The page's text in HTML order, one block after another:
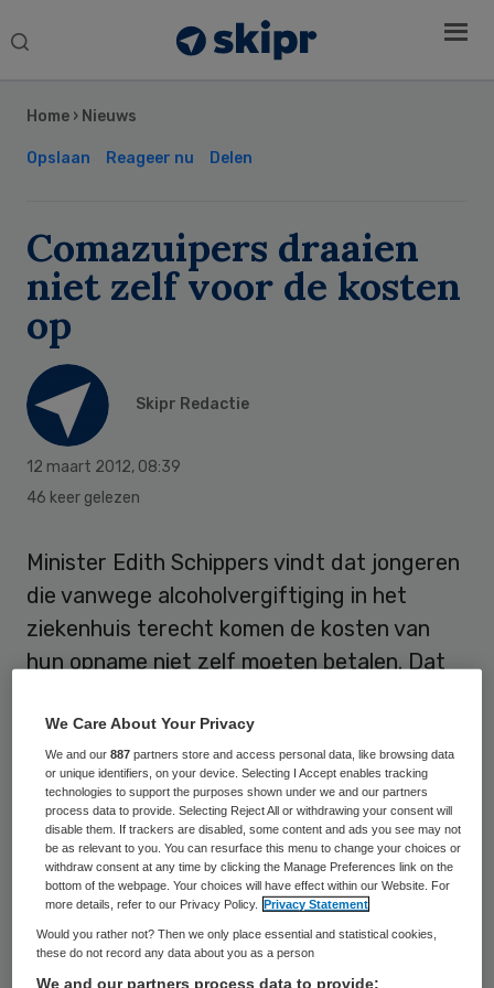
Search
Home › Nieuws
Opslaan Reageer nu Delen
Comazuipers draaien
niet zelf voor de kosten
op
Skipr Redactie
12 maart 2012, 08:39
46 keer gelezen
Minister Edith Schippers vindt dat jongeren
die vanwege alcoholvergiftiging in het
ziekenhuis terecht komen de kosten van
hun opname niet zelf moeten betalen. Dat
Bestuursvooorzitter Herre Kingma van
Medisch Spectrum Twente kwam vorige
week met dezesuggestie, maar de minister
wijst die af: Een principieel foute
benadering, vindt Schippers. ‘Spoedeisende
hulp in het ziekenhuis hoort bij de
basisverzekering. Iedereen in Nederland is
verplicht verzekerd. Wie zorg nodig heeft
Sidebar
We Care About Your Privacy
We and our887 partners store and access personal data, like browsing data
or unique identifiers, on your device. Selecting I Accept enables tracking
technologies to support the purposes shown under we and our partners
process data to provide. Selecting Reject All or withdrawing your consent will
disable them. If trackers are disabled, some content and ads you see may not
be as relevant to you. You can resurface this menu to change your choices or
withdraw consent at any time by clicking the Manage Preferences link on the
bottom of the webpage. Your choices will have effect within our Website. For
more details, refer to our Privacy Policy.
Privacy Statement
Would you rather not? Then we only place essential and statistical cookies,
these do not record any data about you as a person
We and our partners process data to provide: